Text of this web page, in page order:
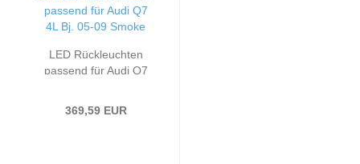
LED Rückleuchten
passend für Audi Q7
369,59 EUR